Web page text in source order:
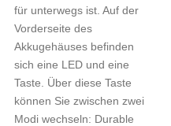
für unterwegs ist. Auf der
Vorderseite des
Akkugehäuses befinden
sich eine LED und eine
Taste. Über diese Taste
können Sie zwischen zwei
Modi wechseln: Durable